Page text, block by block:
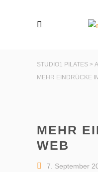
STUDIO1 PILATES >
MEHR EINDRÜCKE
MEHR
WEB
7. September